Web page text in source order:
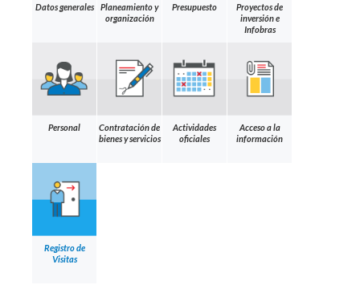
Datos generales
Planeamiento y
organización
Presupuesto
Proyectos de
inversión e
Infobras
Personal
Contratación de
bienes y servicios
Actividades
oficiales
Acceso a la
información
Registro de
Visitas